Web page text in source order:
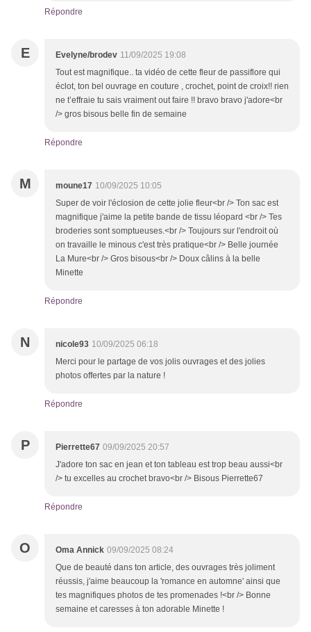
Répondre
E Evelyne/brodev 11/09/2025 19:08
Tout est magnifique.. ta vidéo de cette fleur de passiflore qui
éclot, ton bel ouvrage en couture , crochet, point de croix!! rien
ne t’effraie tu sais vraiment out faire !! bravo bravo j'adore<br
/> gros bisous belle fin de semaine
Répondre
M moune17 10/09/2025 10:05
Super de voir l'éclosion de cette jolie fleur<br /> Ton sac est
magnifique j'aime la petite bande de tissu léopard <br /> Tes
broderies sont somptueuses.<br /> Toujours sur l'endroit où
on travaille le minous c'est très pratique<br /> Belle journée
La Mure<br /> Gros bisous<br /> Doux câlins à la belle
Minette
Répondre
N nicole93 10/09/2025 06:18
Merci pour le partage de vos jolis ouvrages et des jolies
photos offertes par la nature !
Répondre
P Pierrette67 09/09/2025 20:57
J'adore ton sac en jean et ton tableau est trop beau aussi<br
/> tu excelles au crochet bravo<br /> Bisous Pierrette67
Répondre
O Oma Annick 09/09/2025 08:24
Que de beauté dans ton article, des ouvrages très joliment
réussis, j'aime beaucoup la 'romance en automne' ainsi que
tes magnifiques photos de tes promenades !<br /> Bonne
semaine et caresses à ton adorable Minette !